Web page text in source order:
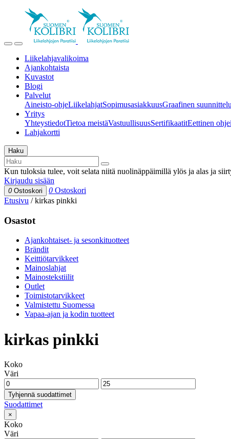
Liikelahjavalikoima
Ajankohtaista
Kuvastot
Blogi
Palvelut
Aineisto-ohjeLiikelahjatSopimusasiakkuusGraafinen suunnittelu
Yritys
YhteystiedotTietoa meistäVastuullisuusSertifikaatitEettinen
Lahjakortti
Haku
Kun tuloksia tulee, voit selata niitä nuolinäppäimillä ylös ja alas ja
Kirjaudu sisään
0 Ostoskori 0 Ostoskori
Etusivu /kirkas pinkki
Osastot
Ajankohtaiset- ja sesonkituotteet
Brändit
Keittiötarvikkeet
Mainoslahjat
Mainostekstiilit
Outlet
Toimistotarvikkeet
Valmistettu Suomessa
Vapaa-ajan ja kodin tuotteet
kirkas pinkki
Koko
Väri
Tyhjennä suodattimet
Suodattimet
×
Koko
Väri